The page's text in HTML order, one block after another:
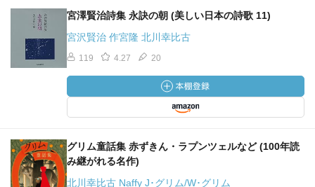
宮澤賢治詩集 永訣の朝 (美しい日本の詩歌 11)
宮沢賢治 作宮隆 北川幸比古
119 4.27 20
グリム童話集 赤ずきん・ラプンツェルなど (100年読
み継がれる名作)
北川幸比古 Naffy J･グリム/W･グリム